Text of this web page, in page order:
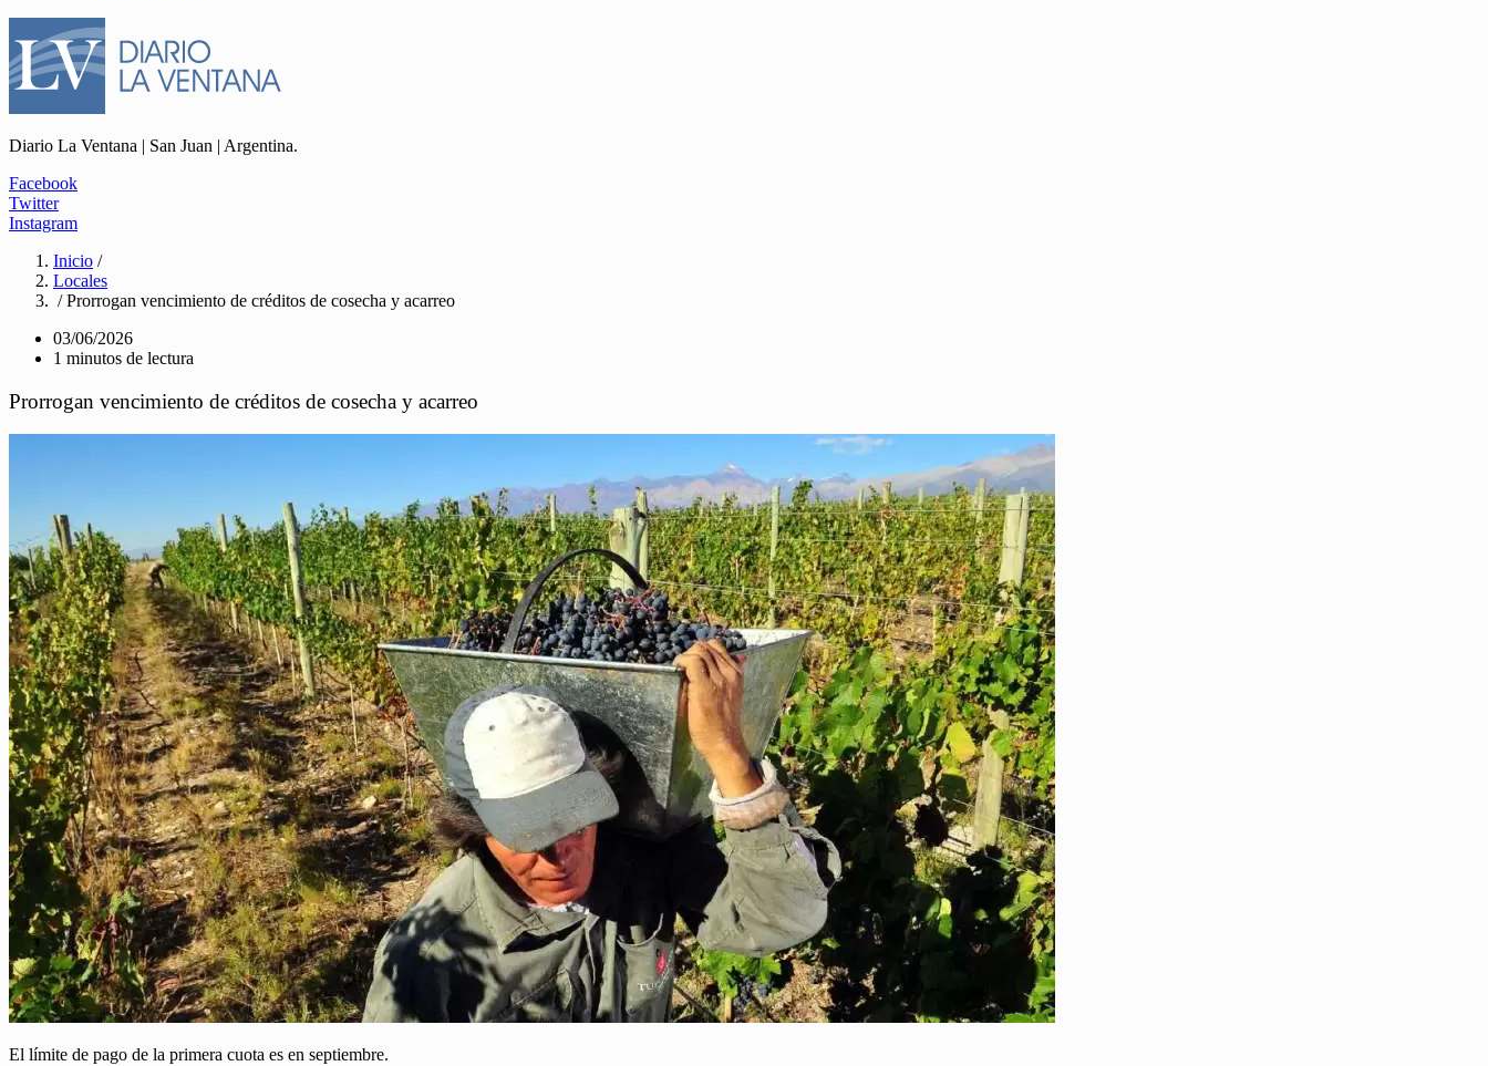
Diario La Ventana | San Juan | Argentina.
Facebook
Twitter
Instagram
Inicio /
Locales
/ Prorrogan vencimiento de créditos de cosecha y acarreo
03/06/2026
1 minutos de lectura
Prorrogan vencimiento de créditos de cosecha y acarreo
El límite de pago de la primera cuota es en septiembre.